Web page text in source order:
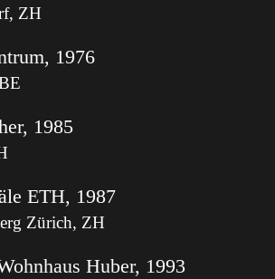
ZH
1976
1985
ETH, 1987
Zürich, ZH
Huber, 1993